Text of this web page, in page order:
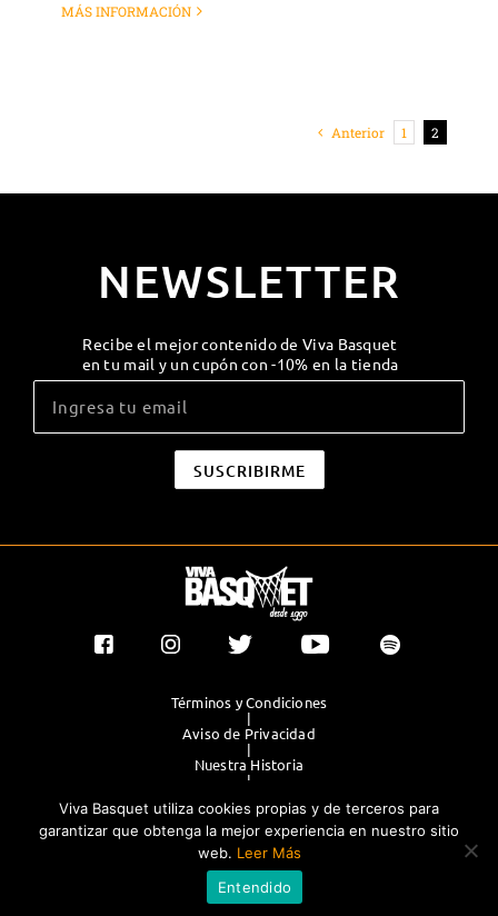
MÁS INFORMACIÓN
Anterior 1 2
NEWSLETTER
Recibe el mejor contenido de Viva Basquet
en tu mail y un cupón con -10% en la tienda
Términos y Condiciones
|
Aviso de Privacidad
|
Nuestra Historia
|
|
Publicidad
®TODOS LOS DERECHOS RESERVADOS 2023. GRUPO OLIMPIA
EDITORES.
Viva Basquet utiliza cookies propias y de terceros para
garantizar que obtenga la mejor experiencia en nuestro sitio
web. Leer Más
Entendido